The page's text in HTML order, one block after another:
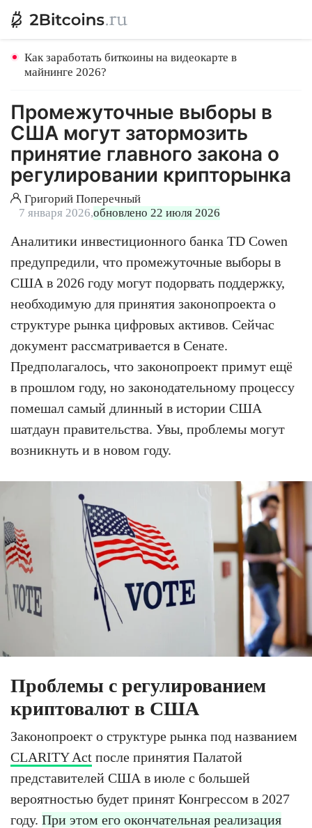
Как заработать биткоины на видеокарте в
майнинге 2026?
Промежуточные выборы в
США могут затормозить
принятие главного закона о
регулировании крипторынка
Григорий Поперечный
7 января 2026,обновлено 22 июля 2026
Аналитики инвестиционного банка TD Cowen
предупредили, что промежуточные выборы в
США в 2026 году могут подорвать поддержку,
необходимую для принятия законопроекта о
структуре рынка цифровых активов. Сейчас
документ рассматривается в Сенате.
Предполагалось, что законопроект примут ещё
в прошлом году, но законодательному процессу
помешал самый длинный в истории США
шатдаун правительства. Увы, проблемы могут
возникнуть и в новом году.
Проблемы с регулированием
криптовалют в США
Законопроект о структуре рынка под названием
CLARITY Act после принятия Палатой
представителей США в июле с большей
вероятностью будет принят Конгрессом в 2027
году. При этом его окончательная реализация